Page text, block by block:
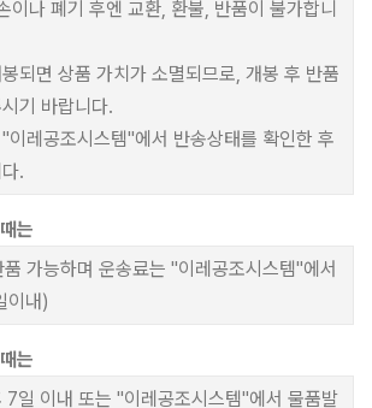
이나 폐기 후엔 교환, 환불, 반품이 불가합니
봉되면 상품 가치가 소멸되므로, 개봉 후 반품
기 바랍니다.
"이레공조시스템"에서 반송상태를 확인한 후
.
는
가능하며 운송료는 "이레공조시스템"에서
이내)
는
7일 이내 또는 "이레공조시스템"에서 물품발